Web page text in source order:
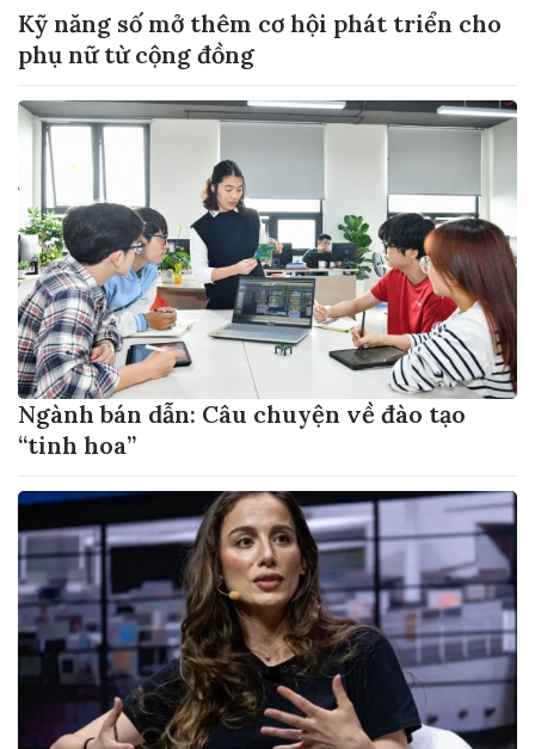
Kỹ năng số mở thêm cơ hội phát triển cho
phụ nữ từ cộng đồng
Ngành bán dẫn: Câu chuyện về đào tạo
“tinh hoa”